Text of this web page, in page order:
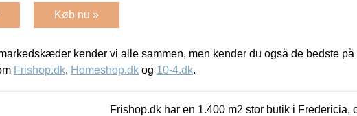
Køb nu »
kender vi alle sammen, men kender du også de bedste på
Frishop.dk, Homeshop.dk og 10-4.dk.
Frishop.dk har en 1.400 m2 stor butik i Fredericia,